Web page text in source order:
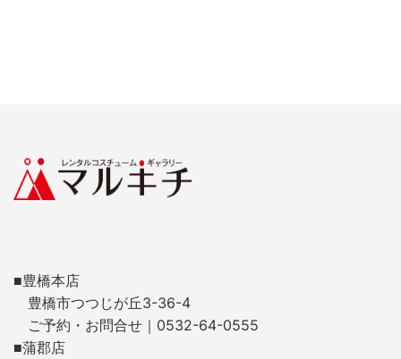
■豊橋本店
豊橋市つつじが丘3-36-4
ご予約・お問合せ｜0532-64-0555
■蒲郡店